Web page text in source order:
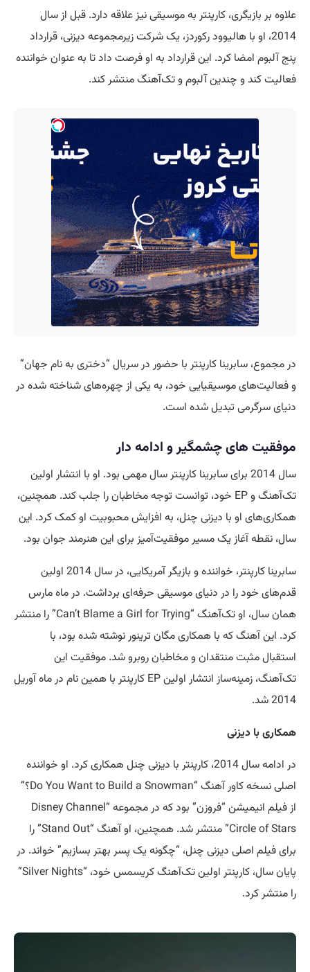
علاوه بر بازیگری، کارپنتر به موسیقی نیز علاقه دارد. قبل از سال
2014، او با هالیوود رکوردز، یک شرکت زیرمجموعه دیزنی، قرارداد
پنج آلبوم امضا کرد. این قرارداد به او فرصت داد تا به عنوان خواننده
فعالیت کند و چندین آلبوم و تک‌آهنگ منتشر کند.
در مجموع، سابرینا کارپنتر با حضور در سریال “دختری به نام جهان”
و فعالیت‌های موسیقیایی خود، به یکی از چهره‌های شناخته شده در
دنیای سرگرمی تبدیل شده است.
موفقیت های چشمگیر و ادامه دار
سال 2014 برای سابرینا کارپنتر سال مهمی بود. او با انتشار اولین
تک‌آهنگ و EP خود، توانست توجه مخاطبان را جلب کند. همچنین،
همکاری‌های او با دیزنی چنل، به افزایش محبوبیت او کمک کرد. این
سال، نقطه آغاز یک مسیر موفقیت‌آمیز برای این هنرمند جوان بود.
سابرینا کارپنتر، خواننده و بازیگر آمریکایی، در سال 2014 اولین
قدم‌های خود را در دنیای موسیقی حرفه‌ای برداشت. در ماه مارس
همان سال، او تک‌آهنگ “Can’t Blame a Girl for Trying” را منتشر
کرد. این آهنگ که با همکاری مگان ترینور نوشته شده بود، با
استقبال مثبت منتقدان و مخاطبان روبرو شد. موفقیت این
تک‌آهنگ، زمینه‌ساز انتشار اولین EP کارپنتر با همین نام در ماه آوریل
2014 شد.
همکاری با دیزنی
در ادامه سال 2014، کارپنتر با دیزنی چنل همکاری کرد. او خواننده
اصلی نسخه کاور آهنگ “Do You Want to Build a Snowman؟”
از فیلم انیمیشن “فروزن” بود که در مجموعه “Disney Channel
Circle of Stars” منتشر شد. همچنین، او آهنگ “Stand Out” را
برای فیلم اصلی دیزنی چنل، “چگونه یک پسر بهتر بسازیم” خواند. در
پایان سال، کارپنتر اولین تک‌آهنگ کریسمس خود، “Silver Nights”
را منتشر کرد.